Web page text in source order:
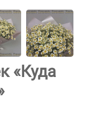
«Куда